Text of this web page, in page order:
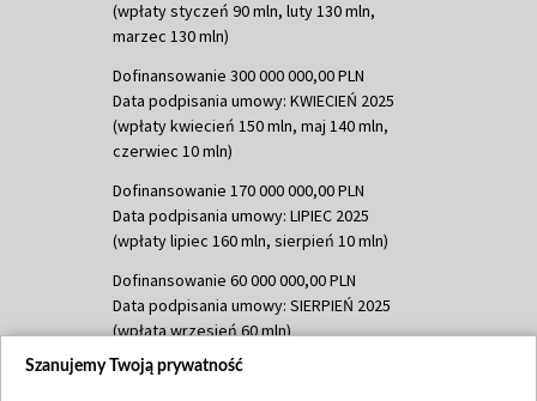
(wpłaty styczeń 90 mln, luty 130 mln,
marzec 130 mln)
Dofinansowanie 300 000 000,00 PLN
Data podpisania umowy: KWIECIEŃ 2025
(wpłaty kwiecień 150 mln, maj 140 mln,
czerwiec 10 mln)
Dofinansowanie 170 000 000,00 PLN
Data podpisania umowy: LIPIEC 2025
(wpłaty lipiec 160 mln, sierpień 10 mln)
Dofinansowanie 60 000 000,00 PLN
Data podpisania umowy: SIERPIEŃ 2025
(wpłata wrzesień 60 mln)
Dofinansowanie 635 783 051,21 PLN
Szanujemy Twoją prywatność